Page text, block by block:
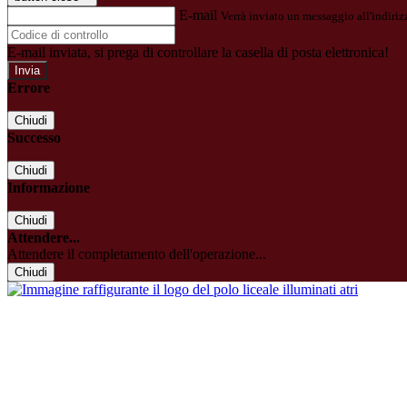
E-mail Verrà inviato un messaggio
E-mail inviata, si prega di controllare la casella di posta elettronica!
Errore
Chiudi
Successo
Chiudi
Informazione
Chiudi
Attendere...
Attendere il completamento dell'operazione...
Chiudi